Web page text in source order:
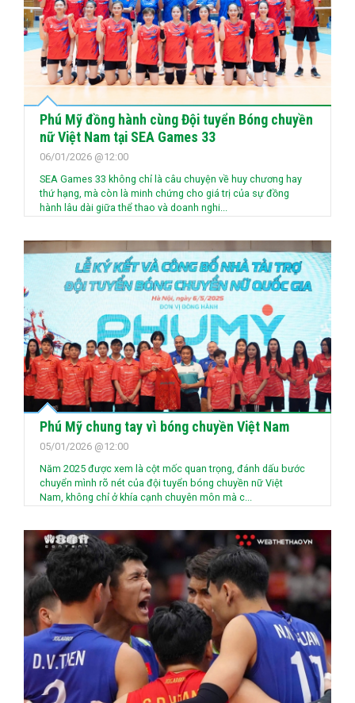
Phú Mỹ đồng hành cùng Đội tuyển Bóng chuyền
nữ Việt Nam tại SEA Games 33
06/01/2026 @12:00
SEA Games 33 không chỉ là câu chuyện về huy chương hay
thứ hạng, mà còn là minh chứng cho giá trị của sự đồng
hành lâu dài giữa thể thao và doanh nghi...
Phú Mỹ chung tay vì bóng chuyền Việt Nam
05/01/2026 @12:00
Năm 2025 được xem là cột mốc quan trọng, đánh dấu bước
chuyển mình rõ nét của đội tuyển bóng chuyền nữ Việt
Nam, không chỉ ở khía cạnh chuyên môn mà c...